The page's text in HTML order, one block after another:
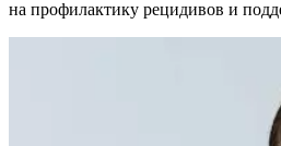
на профилактику рецидивов и